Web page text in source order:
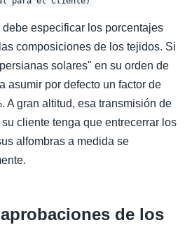
especificar los porcentajes
composiciones de los tejidos. Si
solares" en su orden de
asumir por defecto un factor de
A gran altitud, esa transmisión de
cliente tenga que entrecerrar los
alfombras a medida se
de los